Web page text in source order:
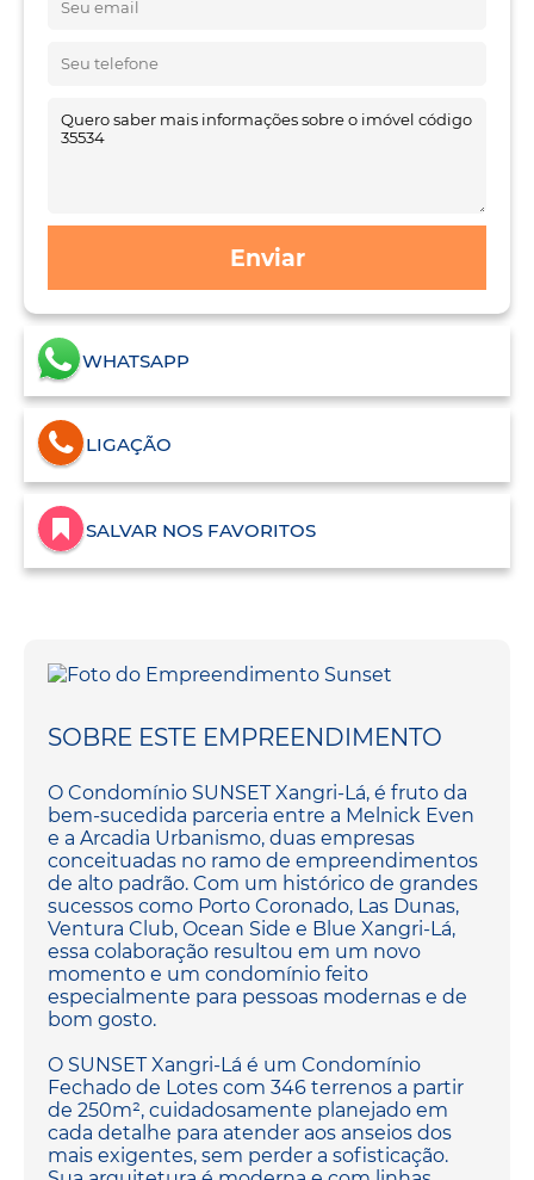
Enviar
WHATSAPP
LIGAÇÃO
SALVAR NOS FAVORITOS
SOBRE ESTE EMPREENDIMENTO
O Condomínio SUNSET Xangri-Lá, é fruto da
bem-sucedida parceria entre a Melnick Even
e a Arcadia Urbanismo, duas empresas
conceituadas no ramo de empreendimentos
de alto padrão. Com um histórico de grandes
sucessos como Porto Coronado, Las Dunas,
Ventura Club, Ocean Side e Blue Xangri-Lá,
essa colaboração resultou em um novo
momento e um condomínio feito
especialmente para pessoas modernas e de
bom gosto.
O SUNSET Xangri-Lá é um Condomínio
Fechado de Lotes com 346 terrenos a partir
de 250m², cuidadosamente planejado em
cada detalhe para atender aos anseios dos
mais exigentes, sem perder a sofisticação.